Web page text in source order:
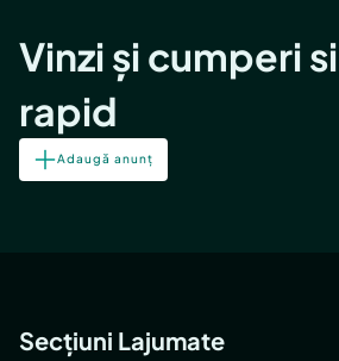
Vinzi și cumperi
rapid
Adaugă anunț
Secțiuni Lajumate